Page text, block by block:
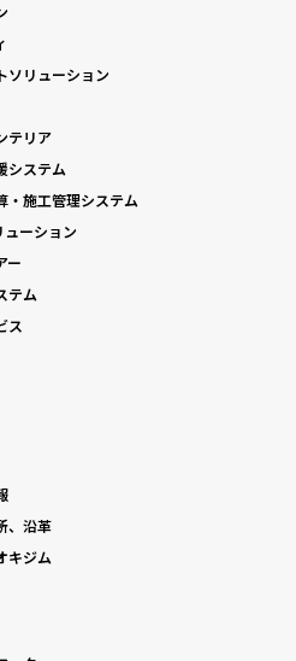
ソリューション
テリア
システム
・施工管理システム
ーション
ー
テム
ス
、沿革
キジム